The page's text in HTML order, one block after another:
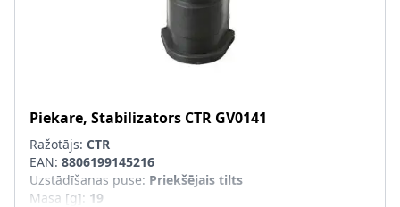
Piekare, Stabilizators CTR GV0141
Ražotājs: CTR
EAN: 8806199145216
Uzstādīšanas puse: Priekšējais tilts
Masa [g]: 19